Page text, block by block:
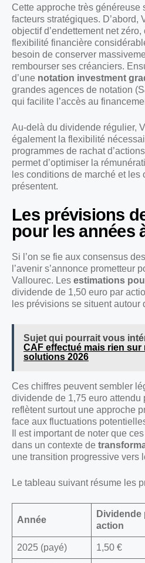
Cette approche très généreuse
facteurs stratégiques. D’abord,
objectif d’endettement net
flexibilité financière
besoin de conserver
rembourser ses créanciers.
d’une notation investment
grandes agences de notation
qui facilite l’accès au
Au-delà du dividende régulier,
également la flexibilité
programmes de rachat
permet d’optimiser la
les conditions de marché et les
présentent.
Les prévisions
pour les années
Si l’on se fie aux consensus
l’avenir s’annonce prometteur
Vallourec. Les estimations
dividende de 1,50 euro par
les prévisions se situent autour
Sujet qui pourrait vous
CAF effectué mais rien sur
solutions 2026
Ces chiffres peuvent sembler
dividende de 1,75 euro attendu
reflètent surtout une approche
face aux fluctuations
Il est important de noter que
dans un contexte de
une transition progressive vers
Le tableau suivant résume les
Année
Dividende
action
2025 (payé) 1,50 €